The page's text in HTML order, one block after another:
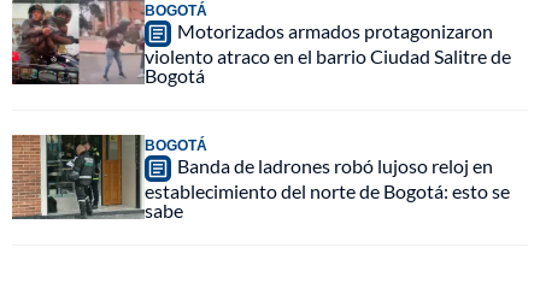
BOGOTÁ
Motorizados armados protagonizaron
violento atraco en el barrio Ciudad Salitre de
Bogotá
BOGOTÁ
Banda de ladrones robó lujoso reloj en
establecimiento del norte de Bogotá: esto se
sabe